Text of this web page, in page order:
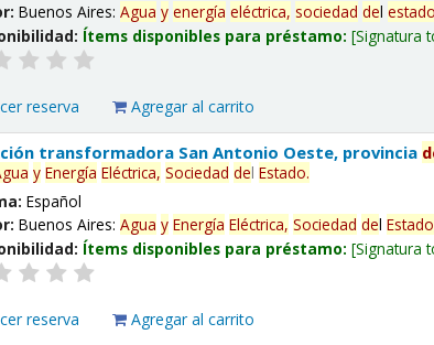
Buenos Aires:Agua y energía eléctrica, sociedad delestado
Ítems disponibles para préstamo: Signatura
reserva Agregar al carrito
transformadora San Antonio Oeste, provincia
y Energía Eléctrica, Sociedad delEstado.
Español
Buenos Aires:Agua y Energía Eléctrica, Sociedad delEstado
Ítems disponibles para préstamo: Signatura
reserva Agregar al carrito